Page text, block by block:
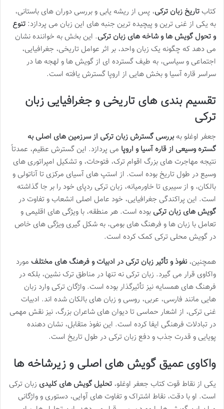
کتاب تاریخ زبان ترکی، پس از ریشه یابی و بررسی دوران های باستانی،
به یکی از غنی ترین و پیچیده ترین جنبه های این زبان می پردازد: تنوع
و تحول گویش ها و شاخه های زبان ترکی. این بخش به خواننده نشان
می دهد که چگونه یک زبان واحد، بر اثر عوامل تاریخی، جغرافیایی،
اجتماعی و سیاسی، به طیف گسترده ای از گویش ها و لهجه ها در
سراسر قاره آسیا و بخش هایی از اروپا گسترش یافته است.
تقسیم بندی های تاریخی و جغرافیایی زبان
ترکی
جعفر اوغلو به بررسی گسترش زبان ترکی از سرزمین های اصلی به
گستره وسیعی از قاره آسیا و اروپا می پردازد. این گسترش عظیم، عمدتاً
نتیجه مهاجرت های بزرگ اقوام ترک، فتوحات، و تشکیل امپراتوری های
وسیع در طول تاریخ بوده است. از استپ های آسیای مرکزی تا آناتولی و
بالکان، و از سیبری تا خاورمیانه، زبان ترکی ردپای خود را بر جا گذاشته
است. این پراکندگی جغرافیایی، خود عامل اصلی انشعاب و تفاوت در
گویش های زبان ترکی بوده است. هر منطقه، با ویژگی های اقلیمی و
تعامل با زبان ها و فرهنگ های بومی، به شکل گیری ویژگی های خاص
در گویش محلی ترکی کمک کرده است.
همچنین، نفوذ و تأثیر زبان ترکی در ادبیات و فرهنگ های مختلف مورد
واکاوی قرار می گیرد. زبان ترکی نه تنها در مناطق ترک نشین، بلکه در
فرهنگ های همسایه نیز تأثیرگذار بوده است. واژگان ترکی وارد زبان
هایی مانند فارسی، عربی، روسی و زبان های بالکان شده اند. ادبیات
غنی ترکی، از اشعار حماسی تا دیوان های شاعران بزرگ، نیز نقش مهمی
در تبادلات فرهنگی ایفا کرده است. این نفوذ متقابل، نشان دهنده
پویایی و قدرت جذب و دفع زبان ترکی در طول تاریخ است.
واکاوی عمیق گویش های اصلی و زیرشاخه ها
یکی از نقاط قوت کتاب جعفر اوغلو، تحلیل گویش های کلیدی زبان ترکی
است. او با دقت، نقاط اشتراک و تفاوت های آوایی، دستوری و واژگانی